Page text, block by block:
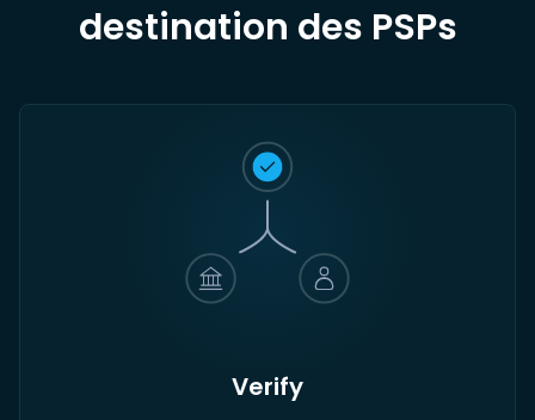
destination des PSPs
Verify